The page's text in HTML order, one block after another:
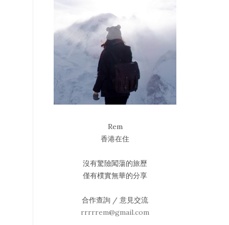
Rem
香港在住
沒有驚險闖蕩的旅歷
僅有樸實無華的分享
合作查詢 / 意見交流
rrrrrem@gmail.com